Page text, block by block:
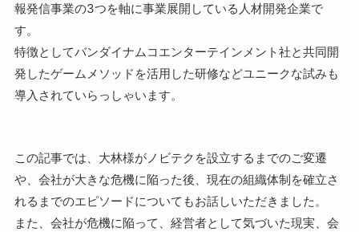
報発信事業の3つを軸に事業展開している人材開発企業で
す。
特徴としてバンダイナムコエンターテインメント社と共同開
発したゲームメソッドを活用した研修などユニークな試みも
導入されていらっしゃいます。
この記事では、大林様がノビテクを設立するまでのご変遷
や、会社が大きな危機に陥った後、現在の組織体制を確立さ
れるまでのエピソードについてもお話しいただきました。
また、会社が危機に陥って、経営者として気づいた現実、会